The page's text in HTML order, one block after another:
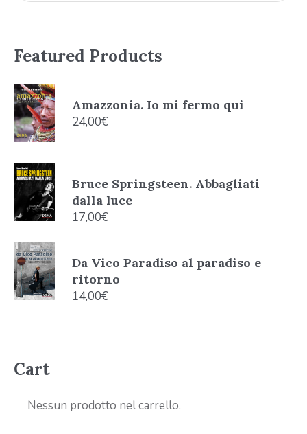
Featured Products
Amazzonia. Io mi fermo qui
24,00€
Bruce Springsteen. Abbagliati
dalla luce
17,00€
Da Vico Paradiso al paradiso e
ritorno
14,00€
Cart
Nessun prodotto nel carrello.